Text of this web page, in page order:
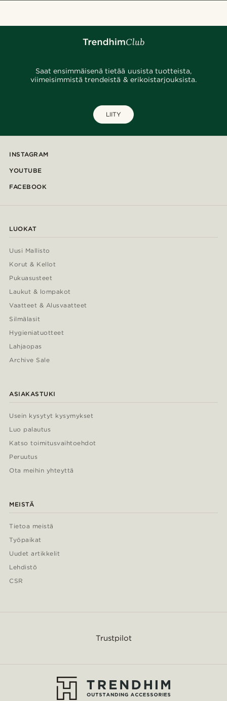
Saat ensimmäisenä tietää uusista tuotteista,
viimeisimmistä trendeistä & erikoistarjouksista.
LIITY
INSTAGRAM
YOUTUBE
FACEBOOK
LUOKAT
Uusi Mallisto
Korut & Kellot
Pukuasusteet
Laukut & lompakot
Vaatteet & Alusvaatteet
Silmälasit
Hygieniatuotteet
Lahjaopas
Archive Sale
ASIAKASTUKI
Usein kysytyt kysymykset
Luo palautus
Katso toimitusvaihtoehdot
Peruutus
Ota meihin yhteyttä
MEISTÄ
Tietoa meistä
Työpaikat
Uudet artikkelit
Lehdistö
CSR
Trustpilot